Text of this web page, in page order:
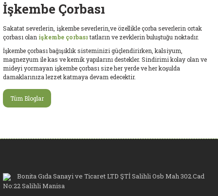
İşkembe Çorbası
Sakatat severlerin, işkembe severlerin,ve özellikle çorba severlerin ortak
çorbası olan işkembe çorbası tatların ve zevklerin buluştuğu noktadır.
İşkembe çorbası bağışıklık sisteminizi güçlendirirken, kalsiyum,
magnezyum ile kas ve kemik yapılarını destekler. Sindirimi kolay olan ve
mideyi yormayan işkembe çorbası size her yerde ve her koşulda
damaklarınıza lezzet katmaya devam edecektir.
Tüm Bloglar
Bonita Gıda Sanayi ve Ticaret LTD ŞTİ Salihli Osb Mah 302.Cad
No:22 Salihli Manisa